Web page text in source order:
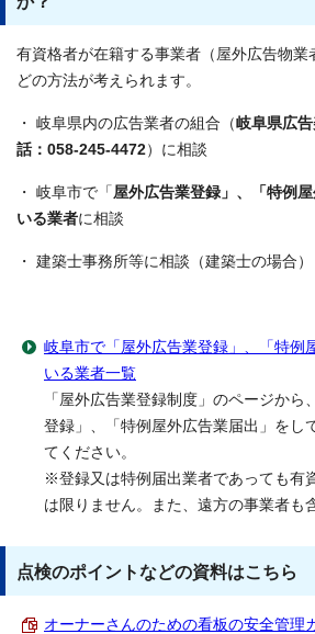
有資格者が在籍する事業者（屋外広告物業
どの方法が考えられます。
・ 岐阜県内の広告業者の組合（岐阜県広
話：058-245-4472）に相談
・ 岐阜市で「 屋外広告業登録」、「特例
いる業者に相談
・ 建築士事務所等に相談（建築士の場合）
岐阜市で「屋外広告業登録」、「特例
いる業者一覧
「屋外広告業登録制度」のページから
登録」、「特例屋外広告業届出」をし
てください。
※登録又は特例届出業者であっても有
は限りません。また、遠方の事業者も
点検のポイントなどの資料はこちら
オーナーさんのための看板の安全管理